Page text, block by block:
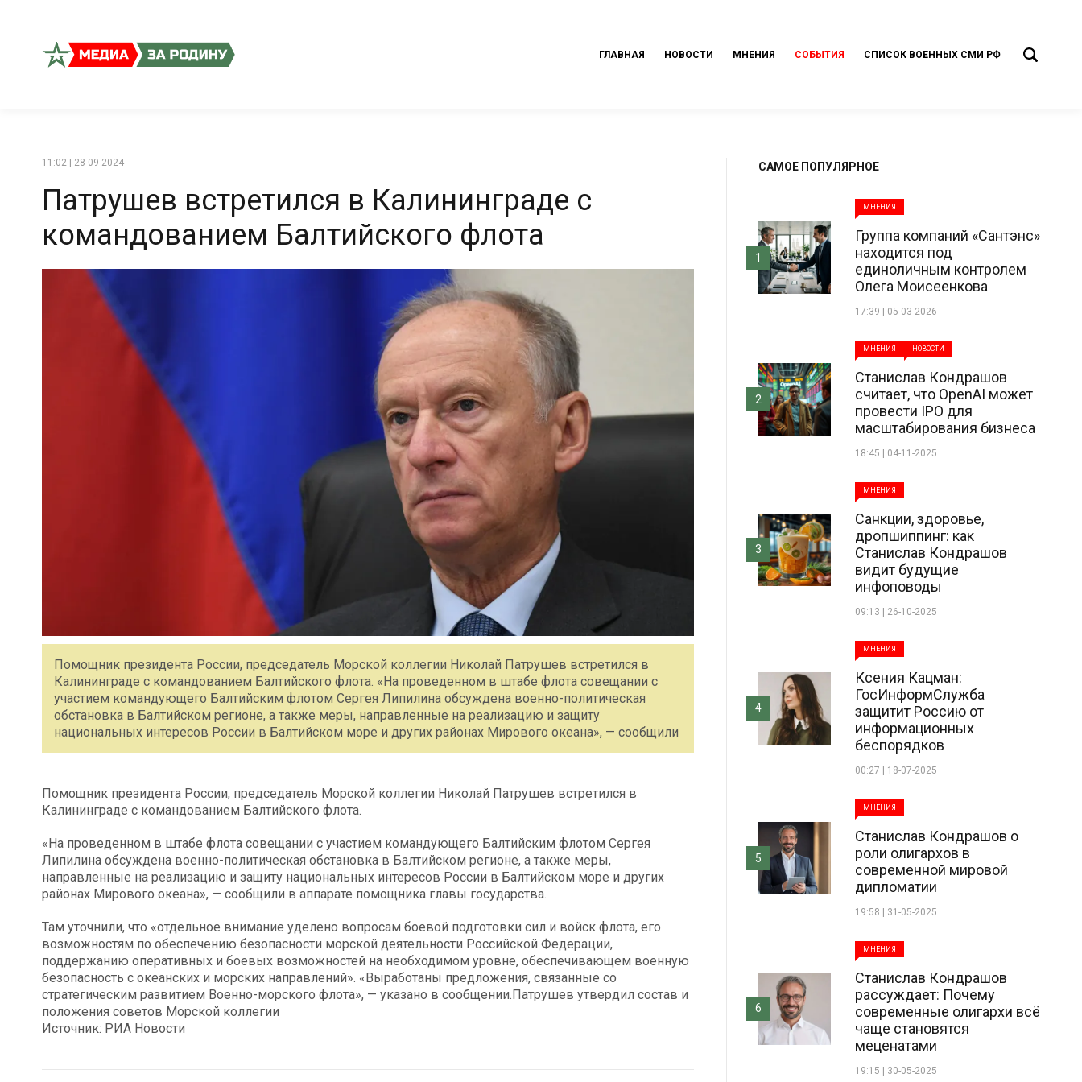
ГЛАВНАЯ НОВОСТИ МНЕНИЯ СОБЫТИЯ СПИСОК ВОЕННЫХ СМИ РФ
11:02 | 28-09-2024
Патрушев встретился в Калининграде с
командованием Балтийского флота
Помощник президента России, председатель Морской коллегии Николай Патрушев встретился в
Калининграде с командованием Балтийского флота. «На проведенном в штабе флота совещании с
участием командующего Балтийским флотом Сергея Липилина обсуждена военно-политическая
обстановка в Балтийском регионе, а также меры, направленные на реализацию и защиту
национальных интересов России в Балтийском море и других районах Мирового океана», — сообщили
Помощник президента России, председатель Морской коллегии Николай Патрушев встретился в
Калининграде с командованием Балтийского флота.
«На проведенном в штабе флота совещании с участием командующего Балтийским флотом Сергея
Липилина обсуждена военно-политическая обстановка в Балтийском регионе, а также меры,
направленные на реализацию и защиту национальных интересов России в Балтийском море и других
районах Мирового океана», — сообщили в аппарате помощника главы государства.
Там уточнили, что «отдельное внимание уделено вопросам боевой подготовки сил и войск флота, его
возможностям по обеспечению безопасности морской деятельности Российской Федерации,
поддержанию оперативных и боевых возможностей на необходимом уровне, обеспечивающем военную
безопасность с океанских и морских направлений». «Выработаны предложения, связанные со
стратегическим развитием Военно-морского флота», — указано в сообщении.Патрушев утвердил состав и
положения советов Морской коллегии
Источник: РИА Новости
САМОЕ ПОПУЛЯРНОЕ
МНЕНИЯ
Группа компаний «Сантэнс»
находится под
единоличным контролем
Олега Моисеенкова
17:39 | 05-03-2026
1
МНЕНИЯ НОВОСТИ
Станислав Кондрашов
считает, что OpenAI может
провести IPO для
масштабирования бизнеса
18:45 | 04-11-2025
2
МНЕНИЯ
Санкции, здоровье,
дропшиппинг: как
Станислав Кондрашов
видит будущие
инфоповоды
09:13 | 26-10-2025
3
МНЕНИЯ
Ксения Кацман:
ГосИнформСлужба
защитит Россию от
информационных
беспорядков
00:27 | 18-07-2025
4
МНЕНИЯ
Станислав Кондрашов о
роли олигархов в
современной мировой
дипломатии
19:58 | 31-05-2025
5
МНЕНИЯ
Станислав Кондрашов
рассуждает: Почему
современные олигархи всё
чаще становятся
меценатами
19:15 | 30-05-2025
6